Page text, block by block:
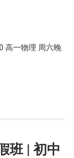
高一物理 周六晚
班 | 初中